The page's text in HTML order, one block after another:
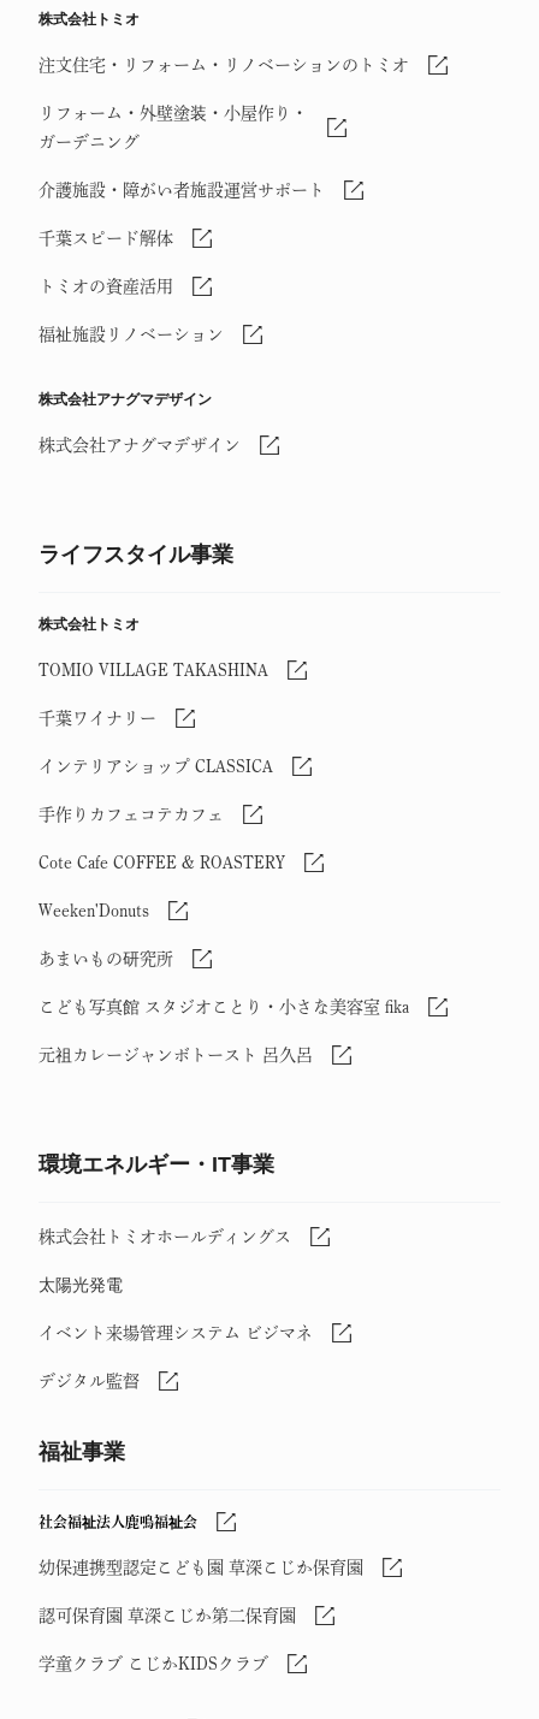
株式会社トミオ
注文住宅・リフォーム・リノベーションのトミオ
リフォーム・外壁塗装・小屋作り・
ガーデニング
介護施設・障がい者施設運営サポート
千葉スピード解体
トミオの資産活用
福祉施設リノベーション
株式会社アナグマデザイン
株式会社アナグマデザイン
ライフスタイル事業
株式会社トミオ
TOMIO VILLAGE TAKASHINA
千葉ワイナリー
インテリアショップ CLASSICA
手作りカフェコテカフェ
Cote Cafe COFFEE & ROASTERY
Weeken'Donuts
あまいもの研究所
こども写真館 スタジオことり・小さな美容室 fika
元祖カレージャンボトースト 呂久呂
環境エネルギー・IT事業
株式会社トミオホールディングス
太陽光発電
イベント来場管理システム ビジマネ
デジタル監督
福祉事業
社会福祉法人鹿鳴福祉会
幼保連携型認定こども園 草深こじか保育園
認可保育園 草深こじか第二保育園
学童クラブ こじかKIDSクラブ